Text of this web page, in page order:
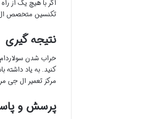
اگر با هیچ یک از
تکنسین متخصص ال
نتیجه گیری
خراب شدن
کنید. به یاد داشته
مرکز تعمیر ال جی
پرسش و